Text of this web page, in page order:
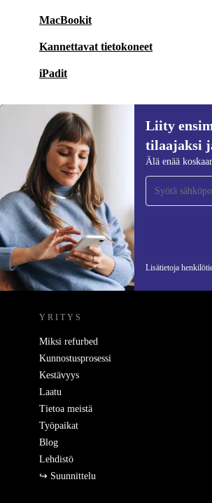
MacBookit
Kannettavat tietokoneet
iPadit
Liity
tilaajaksi
Älä enää
Lisätietoja
Liity ensimmäistä
tilaajaksi ja säästä 15
Älä missaa enää yhtäkään
REFURBED SUOMI - RETHINK
YRITYS
Miksi refurbed
Kunnostusprosessi
Kestävyys
Laatu
Tietoa meistä
Työpaikat
Blog
Lehdistö
↪ Suunnittelu